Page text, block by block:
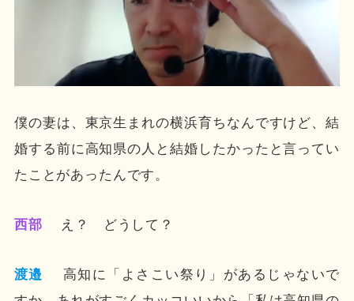
僕の妻は、東京生まれの横浜育ちなんですけど、結
婚する前に高知県の人と結婚したかったと言ってい
たことがあったんです。
西部 え？ どうして？
渡邉
高知に「よさこい祭り」があるじゃないで